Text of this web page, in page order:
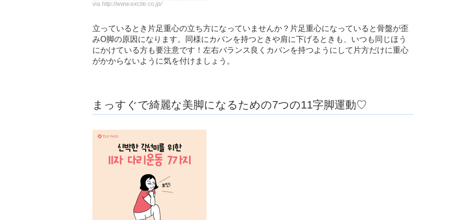
via http://www.excite.co.jp/
立っているとき片足重心の立ち方になっていませんか？片足重心になっていると骨盤が歪
みO脚の原因になります。同様にカバンを持つときや肩に下げるときも、いつも同じほう
にかけている方も要注意です！左右バランス良くカバンを持つようにして片方だけに重心
がかからないように気を付けましょう。
まっすぐで綺麗な美脚になるための7つの11字脚運動♡